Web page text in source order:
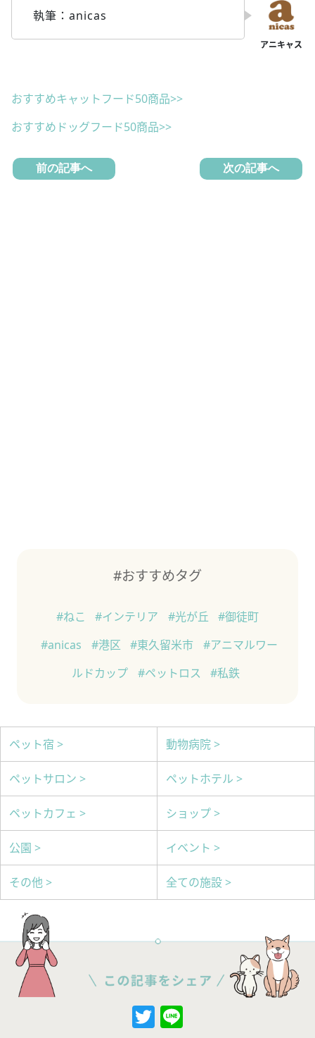
執筆：anicas
おすすめキャットフード50商品>>
おすすめドッグフード50商品>>
前の記事へ 次の記事へ
#おすすめタグ
#ねこ #インテリア #光が丘
#御徒町
#anicas
#港区 #東久留米市
#アニマルワー
ルドカップ
#ペットロス #私鉄
ペット宿 > 動物病院 >
ペットサロン > ペットホテル >
ペットカフェ > ショップ >
公園 > イベント >
その他 > 全ての施設 >
Twitter